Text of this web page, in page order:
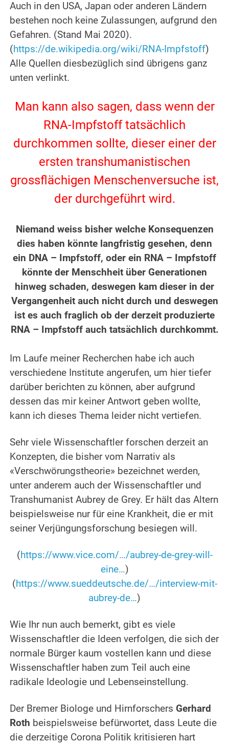
Auch in den USA, Japan oder anderen Ländern
bestehen noch keine Zulassungen, aufgrund den
Gefahren. (Stand Mai 2020).
(https://de.wikipedia.org/wiki/RNA-Impfstoff)
Alle Quellen diesbezüglich sind übrigens ganz
unten verlinkt.
Man kann also sagen, dass wenn der
RNA-Impfstoff tatsächlich
durchkommen sollte, dieser einer der
ersten transhumanistischen
grossflächigen Menschenversuche ist,
der durchgeführt wird.
Niemand weiss bisher welche Konsequenzen
dies haben könnte langfristig gesehen, denn
ein DNA – Impfstoff, oder ein RNA – Impfstoff
könnte der Menschheit über Generationen
hinweg schaden, deswegen kam dieser in der
Vergangenheit auch nicht durch und deswegen
ist es auch fraglich ob der derzeit produzierte
RNA – Impfstoff auch tatsächlich durchkommt.
Im Laufe meiner Recherchen habe ich auch
verschiedene Institute angerufen, um hier tiefer
darüber berichten zu können, aber aufgrund
dessen das mir keiner Antwort geben wollte,
kann ich dieses Thema leider nicht vertiefen.
Sehr viele Wissenschaftler forschen derzeit an
Konzepten, die bisher vom Narrativ als
«Verschwörungstheorie» bezeichnet werden,
unter anderem auch der Wissenschaftler und
Transhumanist Aubrey de Grey. Er hält das Altern
beispielsweise nur für eine Krankheit, die er mit
seiner Verjüngungsforschung besiegen will.
(https://www.vice.com/…/aubrey-de-grey-will-
eine…)
(https://www.sueddeutsche.de/…/interview-mit-
aubrey-de…)
Wie Ihr nun auch bemerkt, gibt es viele
Wissenschaftler die Ideen verfolgen, die sich der
normale Bürger kaum vostellen kann und diese
Wissenschaftler haben zum Teil auch eine
radikale Ideologie und Lebenseinstellung.
Der Bremer Biologe und Hirnforschers Gerhard
Roth beispielsweise befürwortet, dass Leute die
die derzeitige Corona Politik kritisieren hart